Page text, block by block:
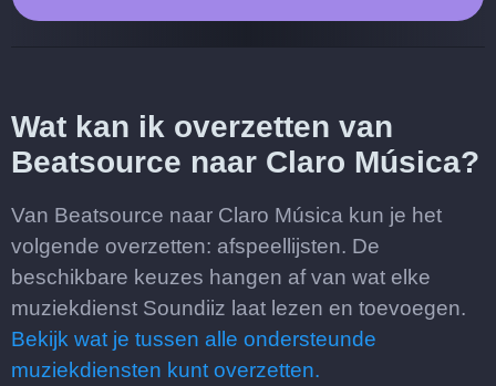
Wat kan ik overzetten van
Beatsource naar Claro Música?
Van Beatsource naar Claro Música kun je het
volgende overzetten: afspeellijsten. De
beschikbare keuzes hangen af van wat elke
muziekdienst Soundiiz laat lezen en toevoegen.
Bekijk wat je tussen alle ondersteunde
muziekdiensten kunt overzetten.